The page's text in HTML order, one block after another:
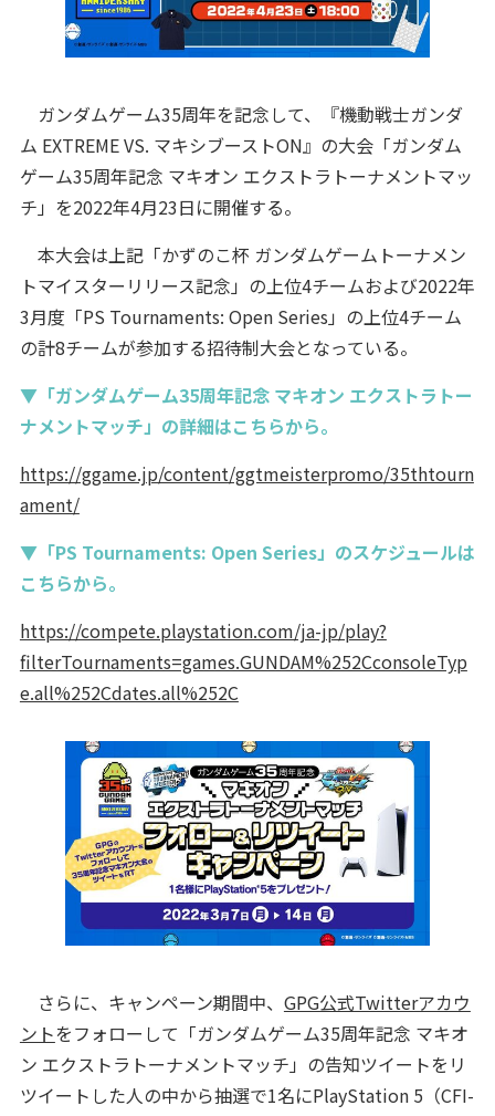
ガンダムゲーム35周年を記念して、『機動戦士ガンダ
ム EXTREME VS. マキシブーストON』の大会「ガンダム
ゲーム35周年記念 マキオン エクストラトーナメントマッ
チ」を2022年4月23日に開催する。
本大会は上記「かずのこ杯 ガンダムゲームトーナメン
トマイスターリリース記念」の上位4チームおよび2022年
3月度「PS Tournaments: Open Series」の上位4チーム
の計8チームが参加する招待制大会となっている。
▼「ガンダムゲーム35周年記念 マキオン エクストラトー
ナメントマッチ」の詳細はこちらから。
https://ggame.jp/content/ggtmeisterpromo/35thtourn
ament/
▼「PS Tournaments: Open Series」のスケジュールは
こちらから。
https://compete.playstation.com/ja-jp/play?
filterTournaments=games.GUNDAM%252CconsoleTyp
e.all%252Cdates.all%252C
さらに、キャンペーン期間中、 GPG公式Twitterアカウ
ントをフォローして「ガンダムゲーム35周年記念 マキオ
ン エクストラトーナメントマッチ」の告知ツイートをリ
ツイートした人の中から抽選で1名にPlayStation 5（CFI-